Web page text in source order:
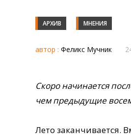
АРХИВ МНЕНИЯ
автор : Феликс Мучник
Скоро начинается
чем предыдущие
Лето заканчивается.